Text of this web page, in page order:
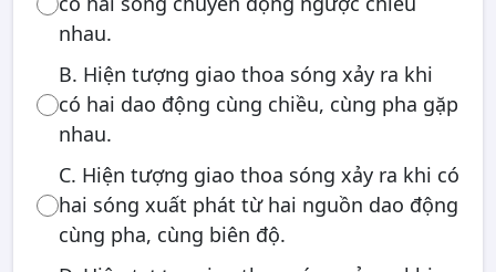
nhau.
B. Hiện tượng giao thoa sóng xảy ra khi
có hai dao động cùng chiều, cùng pha gặp
nhau.
C. Hiện tượng giao thoa sóng xảy ra khi có
hai sóng xuất phát từ hai nguồn dao động
cùng pha, cùng biên độ.